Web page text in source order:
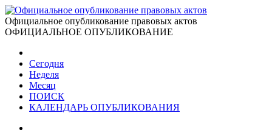
Официальное опубликование правовых актов
ОФИЦИАЛЬНОЕ ОПУБЛИКОВАНИЕ
Сегодня
Неделя
Месяц
ПОИСК
КАЛЕНДАРЬ ОПУБЛИКОВАНИЯ